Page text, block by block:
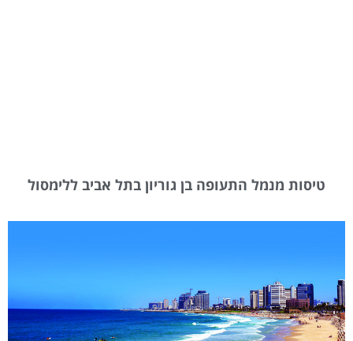
טיסות מנמל התעופה בן גוריון בתל אביב ללימסול